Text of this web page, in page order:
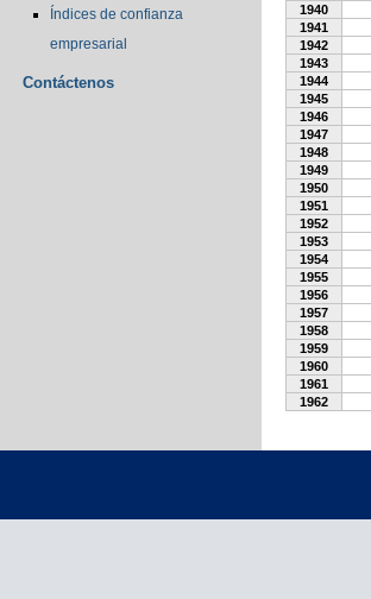
Índices de confianza
empresarial
Contáctenos
1940
1941
1942
1943
1944
1945
1946
1947
1948
1949
1950
1951
1952
1953
1954
1955
1956
1957
1958
1959
1960
1961
1962